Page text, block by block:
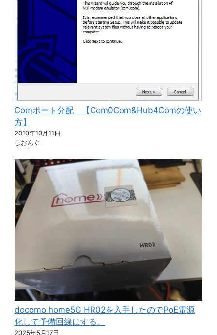
Comポート分配 【Com0Com&Hub4Comの使い
方】
2010年10月11日
しおんぐ
docomo home5G HR02を入手したのでPoE電源
化して予備回線にする。
2025年5月17日